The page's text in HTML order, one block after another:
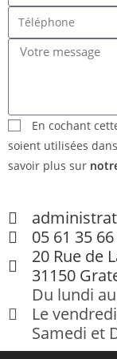
En cochant
soient utilisées
savoir plus sur
05 61 35
20 Rue de
31150
Du lundi
Le
Samedi et